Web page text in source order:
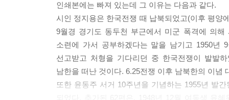
그의 다음 동생 일주(一柱) 군과 나의 문답―
“형님이 살았으면 몇 살인고?”
“서른한 살입니다.”
“죽기는 스물아홉예요―.”
“간도(間島)에는 언제 가셨던고?”
“할아버지 때요.”
“지내시기는 어떠했던고?”
인쇄본에는 빠져 있는데 그 이유는 다음과 같다.
시인 정지용은 한국전쟁 때 납북되었고(이후 평양
9월경 경기도 동두천 부근에서 미군 폭격에 의
소련에 가서 공부하겠다는 말을 남기고 1950년
선고받고 처형을 기다리던 중 한국전쟁이 발발
남한을 떠난 것이다. 6.25전쟁 이후 남북한의 이념
또한 윤동주 서거 10주년을 기념하는 1955년 발